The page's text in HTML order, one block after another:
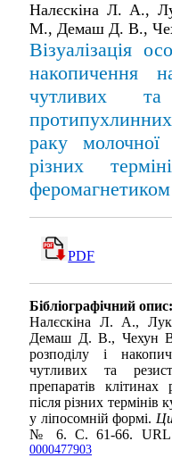
Налєскіна Л. А.,
М., Демаш Д. В.,
Візуалізація
накопичення
чутливих
раку
різних
PDF
Бібліографічний опис:
Налєскіна Л. А.,
Демаш Д. В., Чехун В.
розподілу і
чутливих та
препаратів
після різних термінів
у ліпосомній формі.
№ 6. С. 61-66.
0000477903